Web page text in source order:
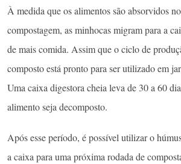
À medida que os alimentos são absorvidos
compostagem, as minhocas migram para a
de mais comida. Assim que o ciclo de
composto está pronto para ser utilizado em
Uma caixa digestora cheia leva de 30 a 60
alimento seja decomposto.
Após esse período, é possível utilizar o
a caixa para uma próxima rodada de